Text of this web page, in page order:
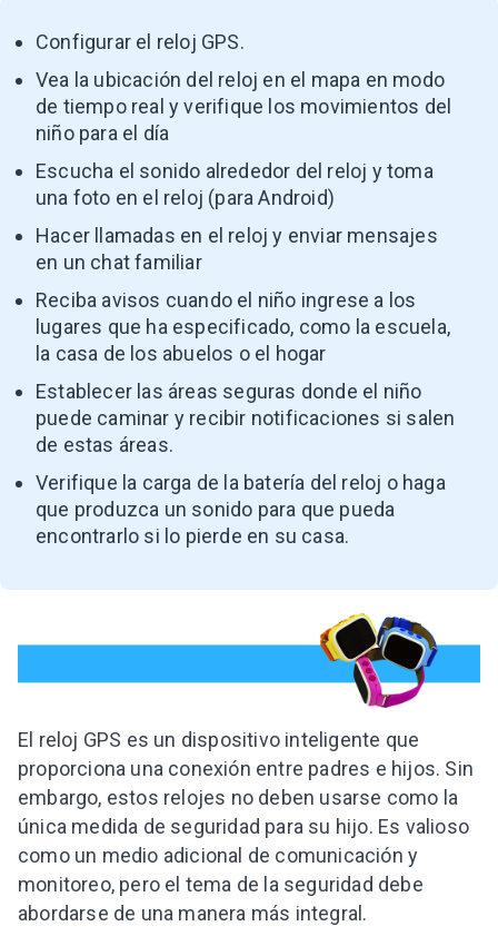
Configurar el reloj GPS.
Vea la ubicación del reloj en el mapa en modo
de tiempo real y verifique los movimientos del
niño para el día
Escucha el sonido alrededor del reloj y toma
una foto en el reloj (para Android)
Hacer llamadas en el reloj y enviar mensajes
en un chat familiar
Reciba avisos cuando el niño ingrese a los
lugares que ha especificado, como la escuela,
la casa de los abuelos o el hogar
Establecer las áreas seguras donde el niño
puede caminar y recibir notificaciones si salen
de estas áreas.
Verifique la carga de la batería del reloj o haga
que produzca un sonido para que pueda
encontrarlo si lo pierde en su casa.
El reloj GPS es un dispositivo inteligente que
proporciona una conexión entre padres e hijos. Sin
embargo, estos relojes no deben usarse como la
única medida de seguridad para su hijo. Es valioso
como un medio adicional de comunicación y
monitoreo, pero el tema de la seguridad debe
abordarse de una manera más integral.